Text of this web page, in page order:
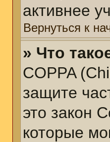
активнее
Вернуться к
» Что
COPPA
защите
это закон
которые